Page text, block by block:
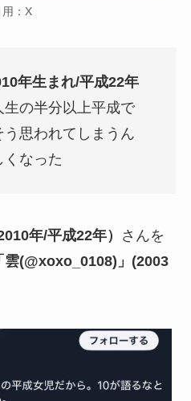
用：X
年生まれ/平成22年
生の半分以上平成で
思われてしまうん
くなった
年/平成22年）
さんを
雲(@xoxo_0108)」(2003